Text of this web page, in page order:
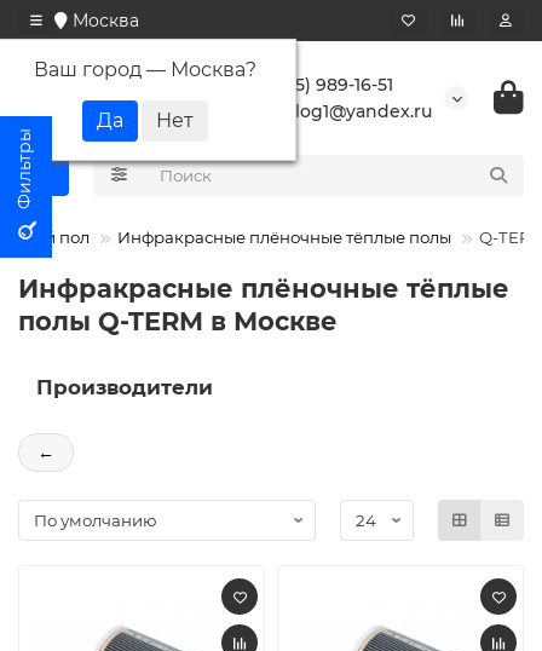
Москва
Ваш город — Москва?
+7 (495) 989-16-51
buranlog1@yandex.ru
пол Инфракрасные плёночные тёплые полы Q-
Инфракрасные плёночные тёплые
полы Q-TERM в Москве
Производители
←